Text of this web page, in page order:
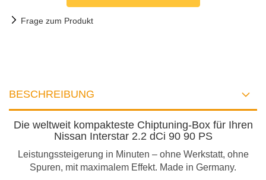
Frage zum Produkt
BESCHREIBUNG
Die weltweit kompakteste Chiptuning-Box für Ihren
Nissan Interstar 2.2 dCi 90 90 PS
Leistungssteigerung in Minuten – ohne Werkstatt, ohne
Spuren, mit maximalem Effekt. Made in Germany.